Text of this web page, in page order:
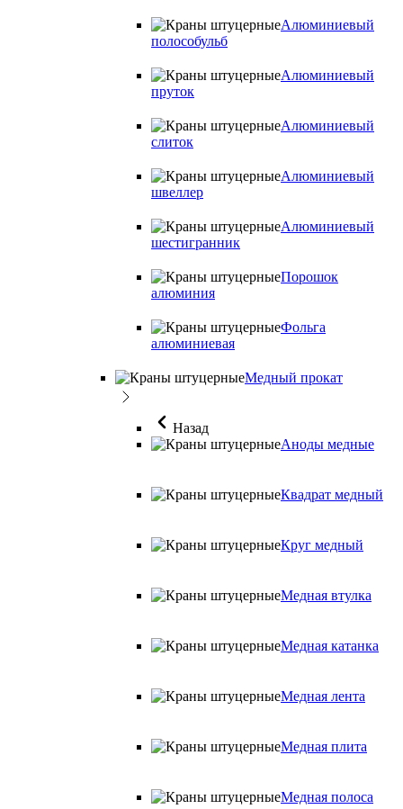
Алюминиевый
полособульб
Алюминиевый
пруток
Алюминиевый
слиток
Алюминиевый
швеллер
Алюминиевый
шестигранник
Порошок
алюминия
Фольга
алюминиевая
Медный прокат
Назад
Аноды медные
Квадрат медный
Круг медный
Медная втулка
Медная катанка
Медная лента
Медная плита
Медная полоса